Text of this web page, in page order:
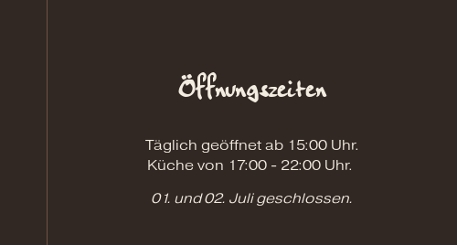
Öffnungszeiten
Täglich geöffnet ab 15:00 Uhr.
Küche von 17:00 - 22:00 Uhr.
01. und 02. Juli geschlossen.